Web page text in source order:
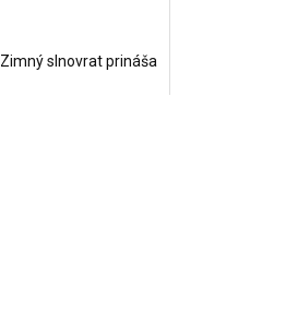
Zimný slnovrat prináša